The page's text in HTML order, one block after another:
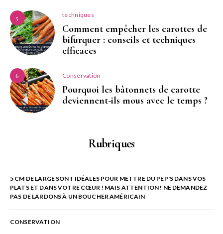
5 techniques
Comment empêcher les carottes de
bifurquer : conseils et techniques
efficaces
6 Conservation
Pourquoi les bâtonnets de carotte
deviennent-ils mous avec le temps ?
Rubriques
5 CM DE LARGE SONT IDÉALES POUR METTRE DU PEP'S DANS VOS
PLATS ET DANS VOTRE CŒUR ! MAIS ATTENTION ! NE DEMANDEZ
PAS DE LARDONS À UN BOUCHER AMÉRICAIN
CONSERVATION